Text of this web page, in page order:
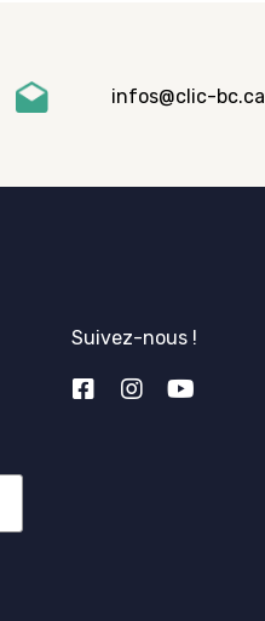
infos@clic-bc.ca
Suivez-nous !